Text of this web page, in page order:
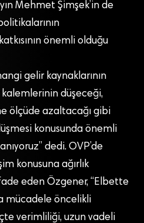
Mehmet Şimşek’in de
önemli olduğu
gelir kaynaklarının
düşeceği,
ölçüde azaltacağı gibi
konusunda önemli
dedi. OVP’de
konusuna ağırlık
eden Özgener, “Elbette
mücadele öncelikli
verimliliği, uzun vadeli